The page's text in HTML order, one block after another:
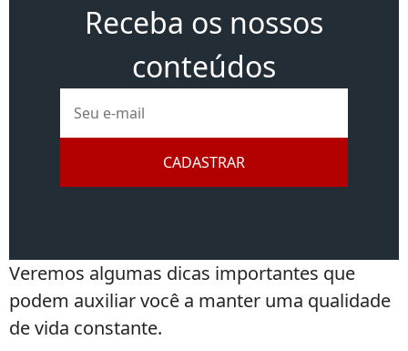
Receba os nossos
conteúdos
mail
CADASTRAR
Veremos algumas dicas importantes que
podem auxiliar você a manter uma qualidade
de vida constante.